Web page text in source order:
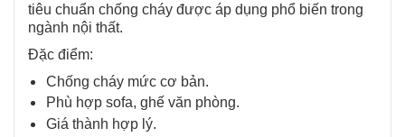
tiêu chuẩn chống cháy được áp dụng phổ biến trong
ngành nội thất.
Đặc điểm:
Chống cháy mức cơ bản.
Phù hợp sofa, ghế văn phòng.
Giá thành hợp lý.